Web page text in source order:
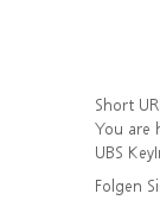
Short
You are
UBS
Folgen